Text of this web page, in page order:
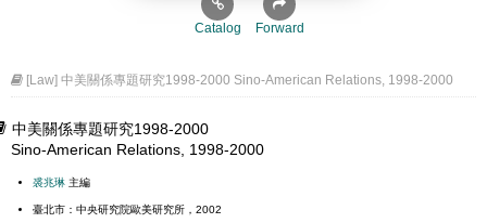
Catalog Forward
[Law] 中美關係專題研究1998-2000 Sino-American Relations, 1998-2000
中美關係專題研究1998-2000
Sino-American Relations, 1998-2000
裘兆琳主編
臺北市：中央研究院歐美研究所，2002